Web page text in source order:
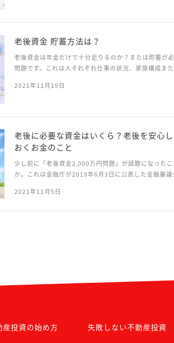
老後資金 貯蓄方法は？
老後資金は年金だけで十分足りるのか？または貯蓄が
問題です。これは人それぞれ仕事の状況、家族構成ま
だということではないでしょうか。では、用心して貯
2021年11月19日
老後に必要な資金はいくら？老後を安心
おくお金のこと
少し前に「老後資金2,000万円問題」が話題になった
か。これは金融庁が2019年6月3日に公表した金融審
すると、公的年金以外の老後資金として1,300～2,000
2021年11月5日
産投資の始め方 失敗しない不動産投資